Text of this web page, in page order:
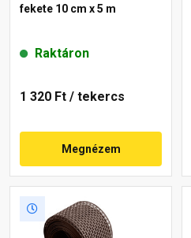
fekete 10 cm x 5 m
Raktáron
1 320 Ft / tekercs
Megnézem